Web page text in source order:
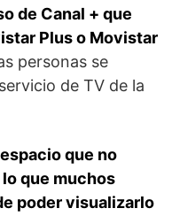
de Canal + que
Plus o Movistar
personas se
de TV de la
que no
que muchos
poder visualizarlo